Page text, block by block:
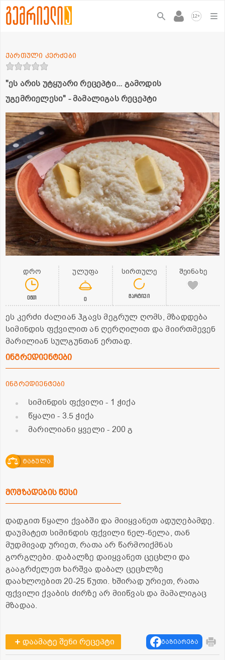
12+
"ეს არის უტყუარი რეცეპტი... გამოდის
უგემრიელესი" - მამალიგას რეცეპტი
ქართული კერძები
დრო
0წთ
ულუფა
0
სირთულე
მარტივი
შეინახე
ეს კერძი ძალიან ჰგავს მეგრულ ღომს, მზადდება
სიმინდის ფქვილით ან ღერღილით და მიირთმევენ
მარილიან სულგუნთან ერთად.
ინგრედიენტები
ინგრედიენტები
სიმინდის ფქვილი- 1 ჭიქა
წყალი- 3.5 ჭიქა
მარილიანი ყველი- 200 გ
ტაბულა
მომზადების წესი
დადგით წყალი ქვაბში და მიიყვანეთ ადუღებამდე.
დაუმატეთ სიმინდის ფქვილი ნელ-ნელა, თან
მუდმივად ურიეთ, რათა არ წარმოიქმნას
გორგლები. დაბალზე დაიყვანეთ ცეცხლი და
გააგრძელეთ ხარშვა დაბალ ცეცხლზე
დაახლოებით 20-25 წუთი. ხშირად ურიეთ, რათა
ფქვილი ქვაბის ძირზე არ მიიწვას და მამალიგაც
მზადაა.
დაამატე შენი რეცეპტი გაზიარება